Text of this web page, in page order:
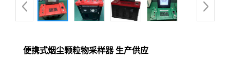
品
厅
便携式烟尘颗粒物采样器 生产供应